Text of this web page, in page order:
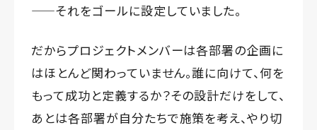
——それをゴールに設定していました。
だからプロジェクトメンバーは各部署の企画に
はほとんど関わっていません。誰に向けて、何を
もって成功と定義するか？その設計だけをして、
あとは各部署が自分たちで施策を考え、やり切